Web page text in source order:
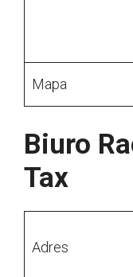
Mapa
Biuro
Tax
Adres